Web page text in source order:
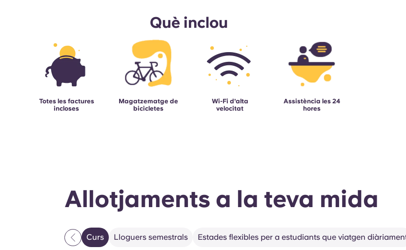
Què inclou
Totes les factures
incloses
Magatzematge de
bicicletes
Wi-Fi d'alta
velocitat
Assistència les 24
hores
Allotjaments a la teva mida
Curs Lloguers semestrals Estades flexibles per a estudiants que viatgen